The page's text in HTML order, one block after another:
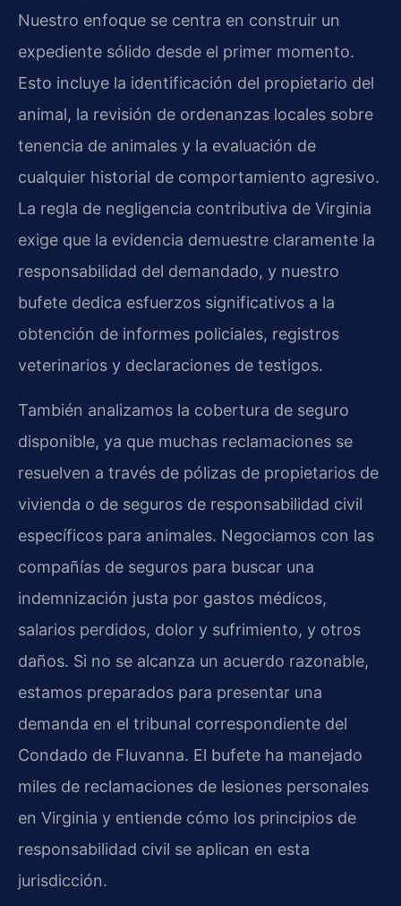
Nuestro enfoque se centra en construir un
expediente sólido desde el primer momento.
Esto incluye la identificación del propietario del
animal, la revisión de ordenanzas locales sobre
tenencia de animales y la evaluación de
cualquier historial de comportamiento agresivo.
La regla de negligencia contributiva de Virginia
exige que la evidencia demuestre claramente la
responsabilidad del demandado, y nuestro
bufete dedica esfuerzos significativos a la
obtención de informes policiales, registros
veterinarios y declaraciones de testigos.
También analizamos la cobertura de seguro
disponible, ya que muchas reclamaciones se
resuelven a través de pólizas de propietarios de
vivienda o de seguros de responsabilidad civil
específicos para animales. Negociamos con las
compañías de seguros para buscar una
indemnización justa por gastos médicos,
salarios perdidos, dolor y sufrimiento, y otros
daños. Si no se alcanza un acuerdo razonable,
estamos preparados para presentar una
demanda en el tribunal correspondiente del
Condado de Fluvanna. El bufete ha manejado
miles de reclamaciones de lesiones personales
en Virginia y entiende cómo los principios de
responsabilidad civil se aplican en esta
jurisdicción.